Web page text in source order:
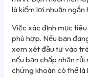
là kiếm lợi nhuận ngắn
Việc xác định mục
phù hợp. Nếu bạn
xem xét đầu tư vào
nếu bạn chấp nhận
chứng khoán có thể là